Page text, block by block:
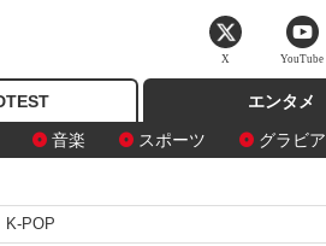
エンタメ
音楽 スポーツ グラビア
K-POP
X YouTube